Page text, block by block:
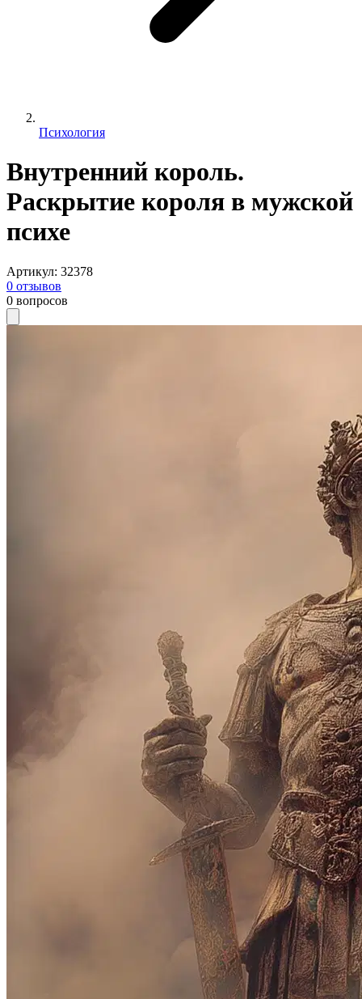
Психология
Внутренний король.
Раскрытие короля в мужской
психе
Артикул: 32378
0 отзывов
0 вопросов